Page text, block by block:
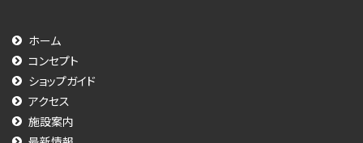
ホーム
コンセプト
ショップガイド
アクセス
施設案内